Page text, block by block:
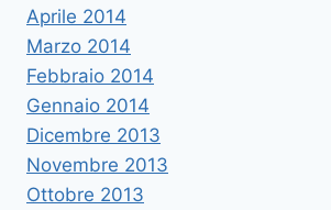
Aprile 2014
Marzo 2014
Febbraio 2014
Gennaio 2014
Dicembre 2013
Novembre 2013
Ottobre 2013